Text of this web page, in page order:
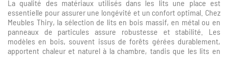
La qualité des matériaux utilisés dans les lits une place est
essentielle pour assurer une longévité et un confort optimal. Chez
Meubles Thiry, la sélection de lits en bois massif, en métal ou en
panneaux de particules assure robustesse et stabilité. Les
modèles en bois, souvent issus de forêts gérées durablement,
apportent chaleur et naturel à la chambre, tandis que les lits en